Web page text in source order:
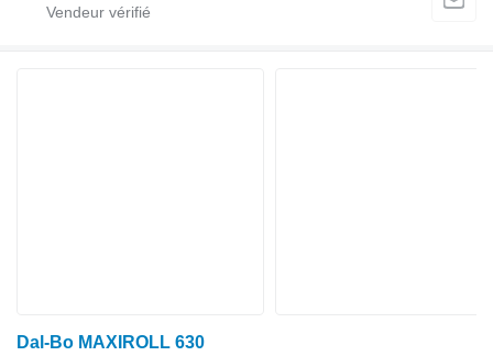
Dal-Bo MAXIROLL 630